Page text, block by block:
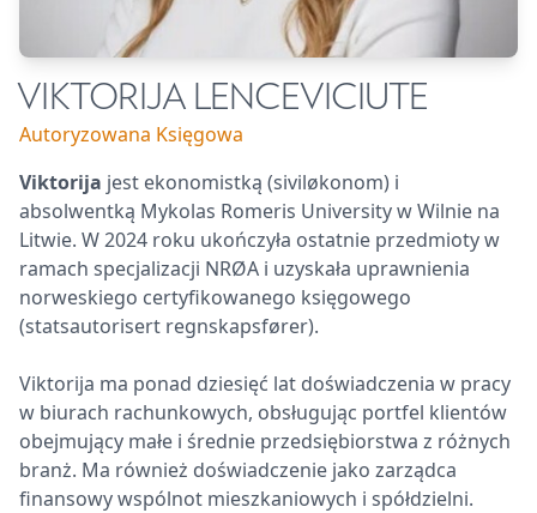
VIKTORIJA LENCEVICIUTE
Autoryzowana Księgowa
Viktorija jest ekonomistką (siviløkonom) i
absolwentką Mykolas Romeris University w Wilnie na
Litwie. W 2024 roku ukończyła ostatnie przedmioty w
ramach specjalizacji NRØA i uzyskała uprawnienia
norweskiego certyfikowanego księgowego
(statsautorisert regnskapsfører).
Viktorija ma ponad dziesięć lat doświadczenia w pracy
w biurach rachunkowych, obsługując portfel klientów
obejmujący małe i średnie przedsiębiorstwa z różnych
branż. Ma również doświadczenie jako zarządca
finansowy wspólnot mieszkaniowych i spółdzielni.